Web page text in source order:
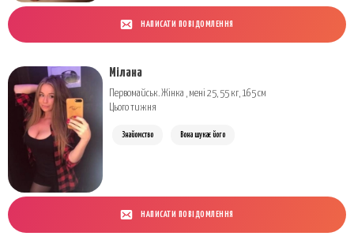
НАПИСАТИ ПОВІДОМЛЕННЯ
Мілана
Первомайськ. Жінка , мені 25, 55 кг, 165 см
Цього тижня
Знайомство Вона шукає його
НАПИСАТИ ПОВІДОМЛЕННЯ